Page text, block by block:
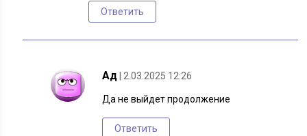
Ответить
Ад | 2.03.2025 12:26
Да не выйдет продолжение
Ответить